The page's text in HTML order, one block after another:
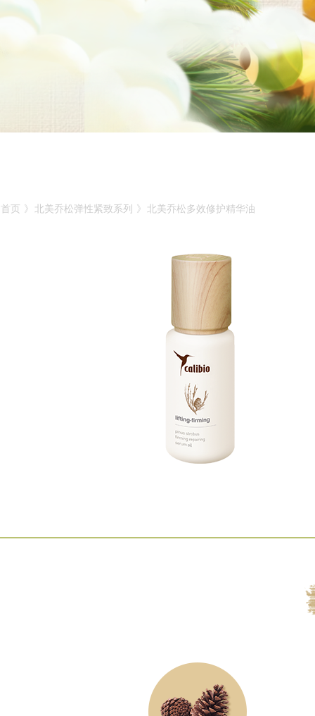
首页 》 北美乔松弹性紧致系列 》 北美乔松多效修护精华油